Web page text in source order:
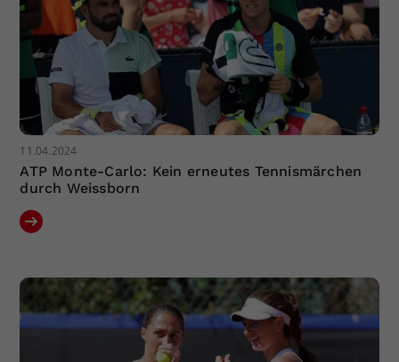
11.04.2024
ATP Monte-Carlo: Kein erneutes Tennismärchen
durch Weissborn